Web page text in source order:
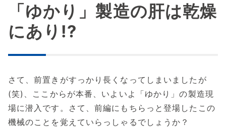
「ゆかり」製造の肝は乾燥
にあり!?
さて、前置きがすっかり長くなってしまいましたが
(笑)、ここからが本番、いよいよ「ゆかり」の製造現
場に潜入です。さて、前編にもちらっと登場したこの
機械のことを覚えていらっしゃるでしょうか？